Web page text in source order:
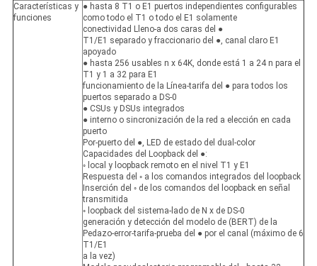
Características y
funciones
● hasta 8 T1 o E1 puertos independientes configurables
como todo el T1 o todo el E1 solamente
conectividad Lleno-a dos caras del ●
T1/E1 separado y fraccionario del ●, canal claro E1
apoyado
● hasta 256 usables n x 64K, donde está 1 a 24 n para el
T1 y 1 a 32 para E1
funcionamiento de la Línea-tarifa del ● para todos los
puertos separado a DS-0
● CSUs y DSUs integrados
● interno o sincronización de la red a elección en cada
puerto
Por-puerto del ●, LED de estado del dual-color
Capacidades del Loopback del ●:
◦ local y loopback remoto en el nivel T1 y E1
Respuesta del ◦ a los comandos integrados del loopback
Inserción del ◦ de los comandos del loopback en señal
transmitida
◦ loopback del sistema-lado de N x de DS-0
generación y detección del modelo de (BERT) de la
Pedazo-error-tarifa-prueba del ● por el canal (máximo de 6
T1/E1
a la vez)